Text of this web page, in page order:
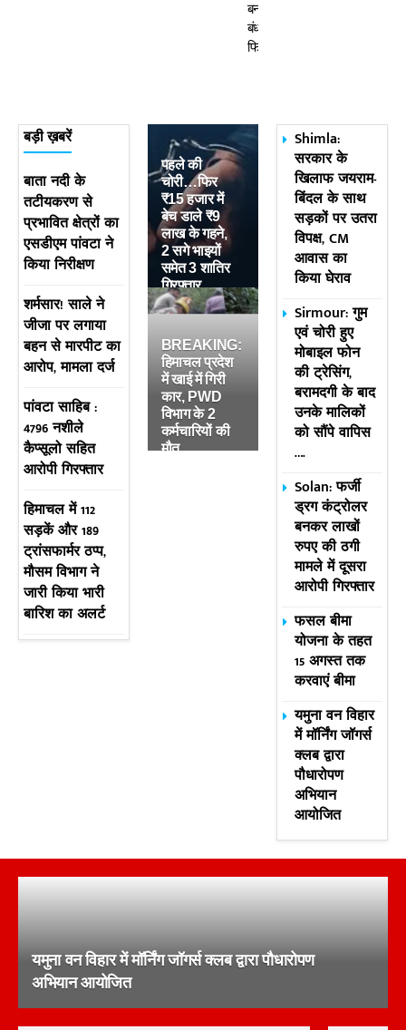
बनाया
बंधक,
फिर…
बड़ी ख़बरें
बाता नदी के
तटीयकरण से
प्रभावित क्षेत्रों का
एसडीएम पांवटा ने
किया निरीक्षण
शर्मसार! साले ने
जीजा पर लगाया
बहन से मारपीट का
आरोप, मामला दर्ज
पांवटा साहिब :
4796 नशीले
कैप्सूलो सहित
आरोपी गिरफ्तार
हिमाचल में 112
सड़कें और 189
ट्रांसफार्मर ठप्प,
मौसम विभाग ने
जारी किया भारी
बारिश का अलर्ट
पहले की
चोरी…फिर
₹15 हजार में
बेच डाले ₹9
लाख के गहने,
2 सगे भाइयों
समेत 3 शातिर
गिरफ्तार
BREAKING:
हिमाचल प्रदेश
में खाई में गिरी
कार, PWD
विभाग के 2
कर्मचारियों की
मौत
Shimla:
सरकार के
खिलाफ जयराम-
बिंदल के साथ
सड़कों पर उतरा
विपक्ष, CM
आवास का
किया घेराव
Sirmour: गुम
एवं चोरी हुए
मोबाइल फोन
की ट्रेसिंग,
बरामदगी के बाद
उनके मालिकों
को सौंपे वापिस
….
Solan: फर्जी
ड्रग कंट्रोलर
बनकर लाखों
रुपए की ठगी
मामले में दूसरा
आरोपी गिरफ्तार
फसल बीमा
योजना के तहत
15 अगस्त तक
करवाएं बीमा
यमुना वन विहार
में मॉर्निंग जॉगर्स
क्लब द्वारा
पौधारोपण
अभियान
आयोजित
यमुना वन विहार में मॉर्निंग जॉगर्स क्लब द्वारा पौधारोपण
अभियान आयोजित